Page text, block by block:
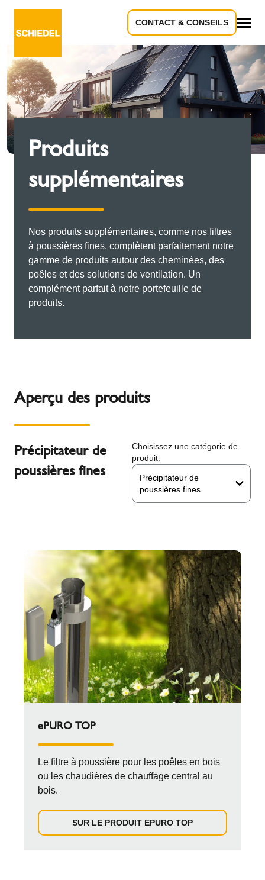
CONTACT & CONSEILS
Produits
supplémentaires
Nos produits supplémentaires, comme nos filtres
à poussières fines, complètent parfaitement notre
gamme de produits autour des cheminées, des
poêles et des solutions de ventilation. Un
complément parfait à notre portefeuille de
produits.
Aperçu des produits
Précipitateur de
poussières fines
Choisissez une catégorie de
produit:
Précipitateur de
poussières fines
ePURO TOP
Le filtre à poussière pour les poêles en bois
ou les chaudières de chauffage central au
bois.
SUR LE PRODUIT EPURO TOP